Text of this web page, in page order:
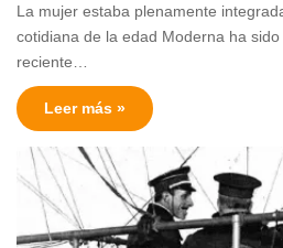
La mujer estaba plenamente
cotidiana de la edad Moderna ha
reciente…
Leer más »